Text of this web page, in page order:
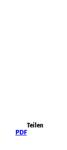
PDF
Teilen